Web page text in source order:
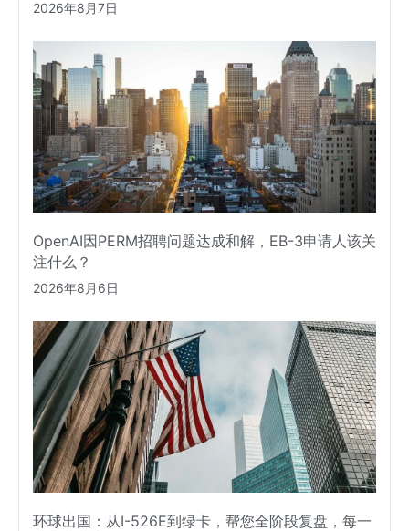
2026年8月7日
OpenAI因PERM招聘问题达成和解，EB-3申请人该关
注什么？
2026年8月6日
环球出国：从I-526E到绿卡，帮您全阶段复盘，每一